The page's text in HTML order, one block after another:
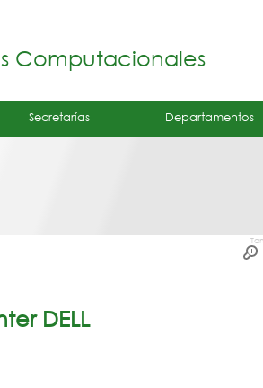
Computacionales
Secretarías Departamentos
DELL